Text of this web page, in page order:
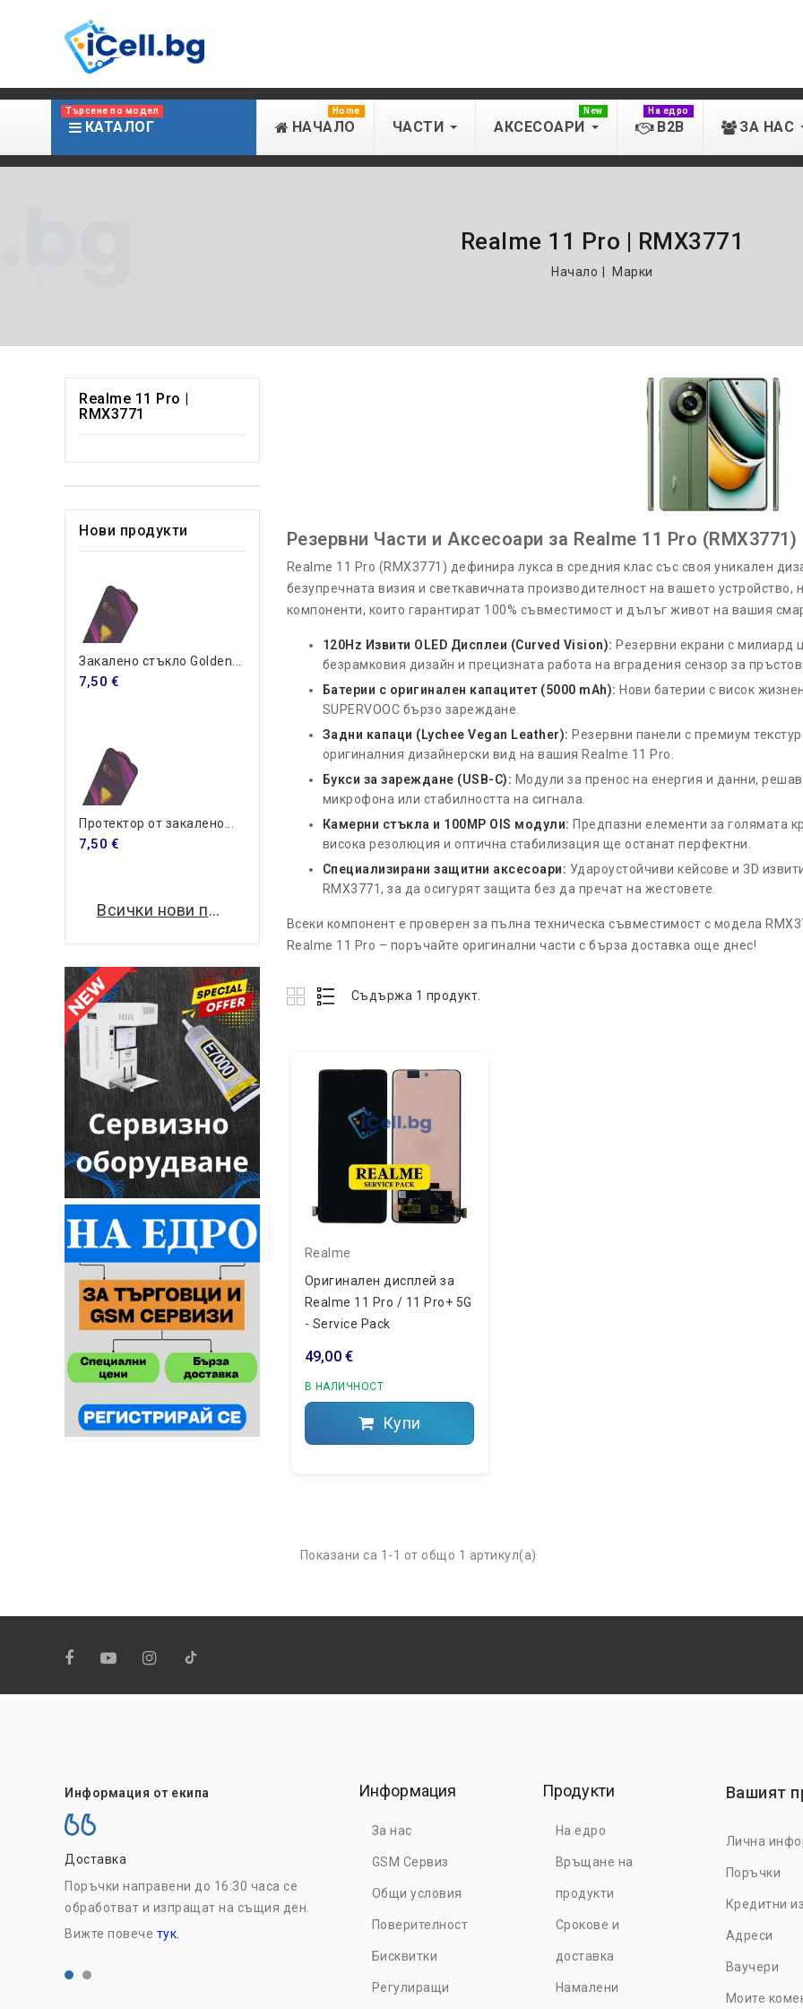
КАТАЛОГ
Търсене по модел
НАЧАЛО
Home
ЧАСТИ АКСЕСОАРИ
New
B2B
На едро
ЗА НАС
Realme 11 Pro | RMX3771
Начало Марки
Резервни Части и Аксесоари за Realme 11 Pro (RMX3771)
Realme 11 Pro (RMX3771) дефинира лукса в средния клас със своя уникален
безупречната визия и светкавичната производителност на вашето
компоненти, които гарантират 100% съвместимост и дълъг живот на вашия
120Hz Извити OLED Дисплеи (Curved Vision): Резервни екрани с милиард
безрамковия дизайн и прецизната работа на вградения сензор за
Батерии с оригинален капацитет (5000 mAh): Нови батерии с висок
SUPERVOOC бързо зареждане.
Задни капаци (Lychee Vegan Leather): Резервни панели с премиум
оригиналния дизайнерски вид на вашия Realme 11 Pro.
Букси за зареждане (USB-C): Модули за пренос на енергия и данни,
микрофона или стабилността на сигнала.
Камерни стъкла и 100MP OIS модули: Предпазни елементи за голямата
висока резолюция и оптична стабилизация ще останат перфектни.
Специализирани защитни аксесоари: Удароустойчиви кейсове и 3D
RMX3771, за да осигурят защита без да пречат на жестовете.
Всеки компонент е проверен за пълна техническа съвместимост с модела
Realme 11 Pro – поръчайте оригинални части с бърза доставка още днес!
Съдържа 1 продукт.
Realme
Оригинален дисплей за
Realme 11 Pro / 11 Pro+ 5G
- Service Pack
49,00 €
В НАЛИЧНОСТ
Купи
Показани са 1-1 от общо 1 артикул(а)
Realme 11 Pro |
RMX3771
Нови продукти
Закалено стъкло Golden...
7,50 €
Протектор от закалено...
7,50 €
Всички нови продукти
Информация от екипа
Доставка
Поръчки направени до 16:30 часа се
обработват и изпращат на същия ден.
Вижте повече тук.
Регистрирайте търговски акаунт и се
цени. Вижте повечетук.
Информация
За нас
GSM Сервиз
Общи условия
Поверителност
Бисквитки
Регулиращи
Продукти
На едро
Връщане на
продукти
Срокове и
доставка
Намалени
Вашият
Лична
Поръчки
Кредитни
Адреси
Ваучери
Моите